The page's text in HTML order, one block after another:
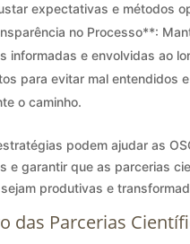
expectativas e métodos
no Processo**:
informadas e envolvidas ao
para evitar mal entendidos
o caminho.
podem ajudar as
e garantir que as parcerias
produtivas e
das Parcerias